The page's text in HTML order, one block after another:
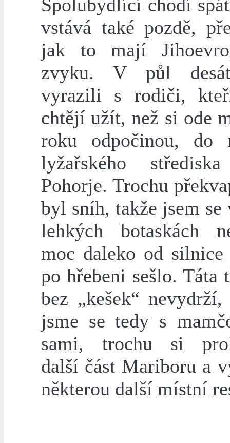
Spolubydlící chodí
vstává také pozdě,
jak to mají
zvyku. V půl
vyrazili s rodiči,
chtějí užít, než si ode
roku odpočinou, do
lyžařského
Pohorje. Trochu
byl sníh, takže jsem se
lehkých botaskách
moc daleko od
po hřebeni sešlo. Táta
bez „kešek“
jsme se tedy s
sami, trochu si
další část Mariboru a
některou další místní